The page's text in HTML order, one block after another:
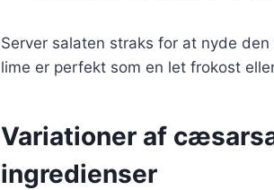
Server salaten straks for at nyde
lime er perfekt som en let frokost
Variationer af
ingredienser